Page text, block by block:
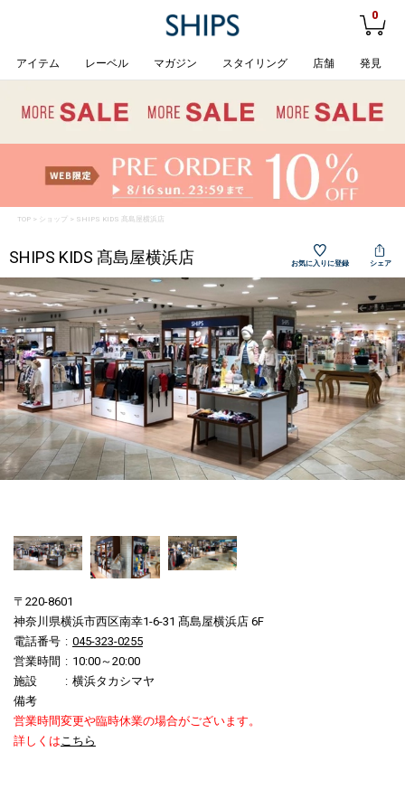
0
アイテム レーベル マガジン スタイリング 店舗 発見
TOP> ショップ > SHIPS KIDS 髙島屋横浜店
SHIPS KIDS 髙島屋横浜店 お気に入りに登録 シェア
〒220-8601
神奈川県横浜市西区南幸1-6-31 髙島屋横浜店 6F
電話番号
045-323-0255
営業時間
10:00～20:00
施設
横浜タカシマヤ
備考
営業時間変更や臨時休業の場合がございます。
詳しくはこちら